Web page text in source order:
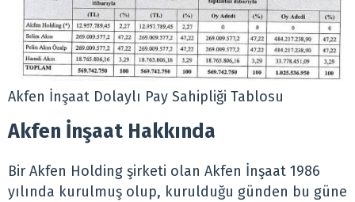
Akfen İnşaat Dolaylı Pay Sahipliği Tablosu
Akfen İnşaat Hakkında
Bir Akfen Holding şirketi olan Akfen İnşaat 1986
yılında kurulmuş olup, kurulduğu günden bu güne